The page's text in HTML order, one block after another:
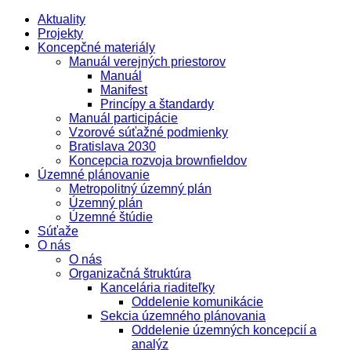
Aktuality
Projekty
Koncepčné materiály
Manuál verejných priestorov
Manuál
Manifest
Princípy a štandardy
Manuál participácie
Vzorové súťažné podmienky
Bratislava 2030
Koncepcia rozvoja brownfieldov
Územné plánovanie
Metropolitný územný plán
Územný plán
Územné štúdie
Súťaže
O nás
O nás
Organizačná štruktúra
Kancelária riaditeľky
Oddelenie komunikácie
Sekcia územného plánovania
Oddelenie územných koncepcií a
analýz